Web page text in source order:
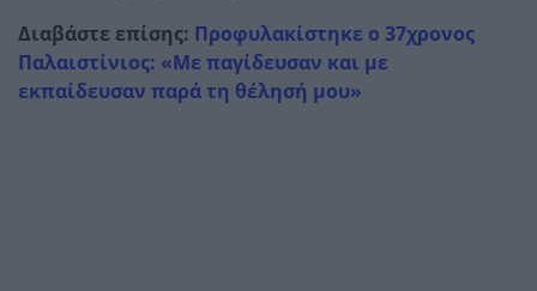
Διαβάστε επίσης: Προφυλακίστηκε ο 37χρονος
Παλαιστίνιος: «Με παγίδευσαν και με
εκπαίδευσαν παρά τη θέλησή μου»